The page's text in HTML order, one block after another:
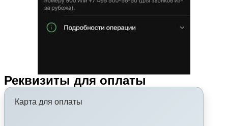
Реквизиты для оплаты
Карта для оплаты